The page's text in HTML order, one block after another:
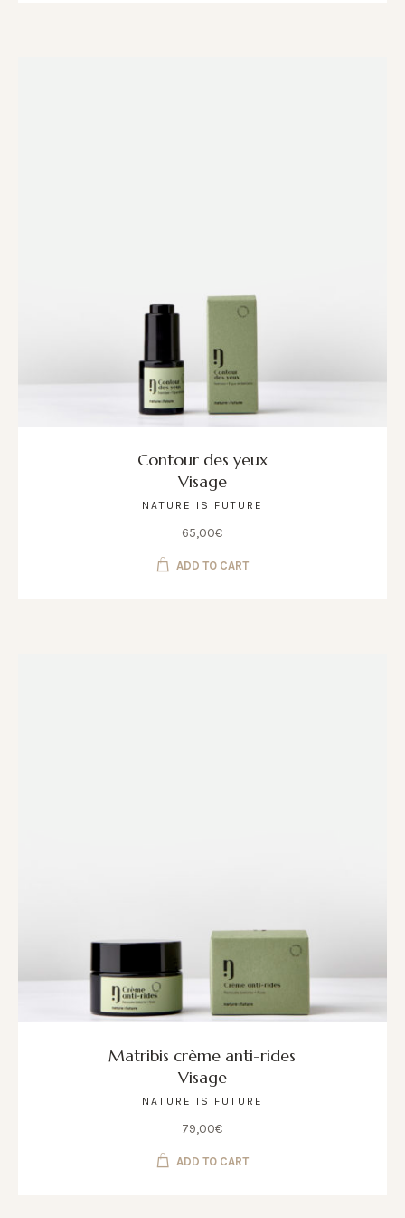
Contour des yeux
Visage
NATURE IS FUTURE
65,00€
ADD TO CART
Matribis crème anti-rides
Visage
NATURE IS FUTURE
79,00€
ADD TO CART